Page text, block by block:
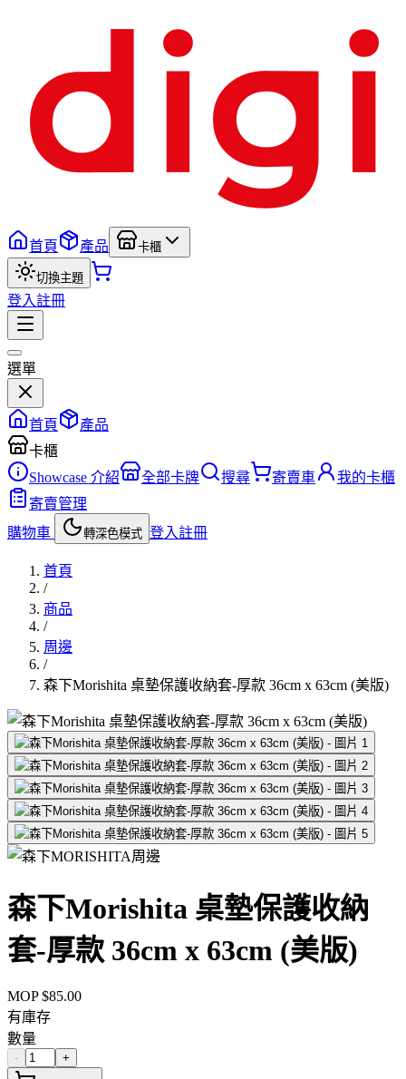
首頁 產品 卡櫃
切換主題
登入註冊
選單
首頁
產品
卡櫃
Showcase 介紹
全部卡牌 搜尋 寄賣車
我的卡櫃
寄賣管理
購物車
轉深色模式 登入註冊
首頁
/
商品
/
周邊
/
森下Morishita 桌墊保護收納套-厚款 36cm x 63cm (美版)
周邊
森下Morishita 桌墊保護收納
套-厚款 36cm x 63cm (美版)
MOP $85.00
有庫存
數量
- +